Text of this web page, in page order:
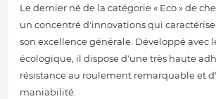
Le dernier né de la catégorie « Eco » de
un concentré d'innovations qui
son excellence générale. Développé avec
écologique, il dispose d'une très haute
résistance au roulement remarquable et
maniabilité.